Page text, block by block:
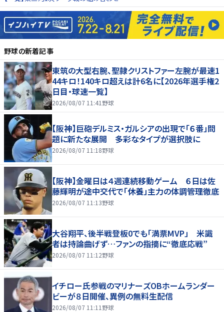
野球の新着記事
東筑の大型右腕、聖隷クリストファー左腕が最速1
44キロ！140キロ超えは計6名に【2026年選手権2
日目・球速一覧】
2026/08/07 11:41 野球
【阪神】巨砲デルミス・ガルシアの出現で「６番」問
題に新たな展開 多彩なタイプが選択肢に
2026/08/07 11:18野球
【阪神】金曜日は４週連続移動ゲーム ６日は佐
藤輝明が途中交代で「休養」主力の体調管理徹底
2026/08/07 11:13野球
大谷翔平、後半戦登板0でも「満票MVP」 米識
者は持論曲げず…ファンの指摘に“徹底応戦”
2026/08/07 11:12野球
イチロー氏参戦のマリナーズOBホームランダー
ビーが８日開催、異例の無料生配信
2026/08/07 11:11 野球